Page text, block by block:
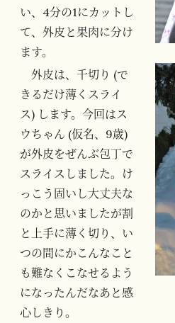
い、4分の1にカットし
て、外皮と果肉に分け
ます。
外皮は、千切り (で
きるだけ薄くスライ
ス) します。今回はス
ウちゃん (仮名、9歳)
が外皮をぜんぶ包丁で
スライスしました。け
っこう固いし大丈夫な
のかと思いましたが割
と上手に薄く切り、い
つの間にかこんなこと
も難なくこなせるよう
になったんだなあと感
心しきり。